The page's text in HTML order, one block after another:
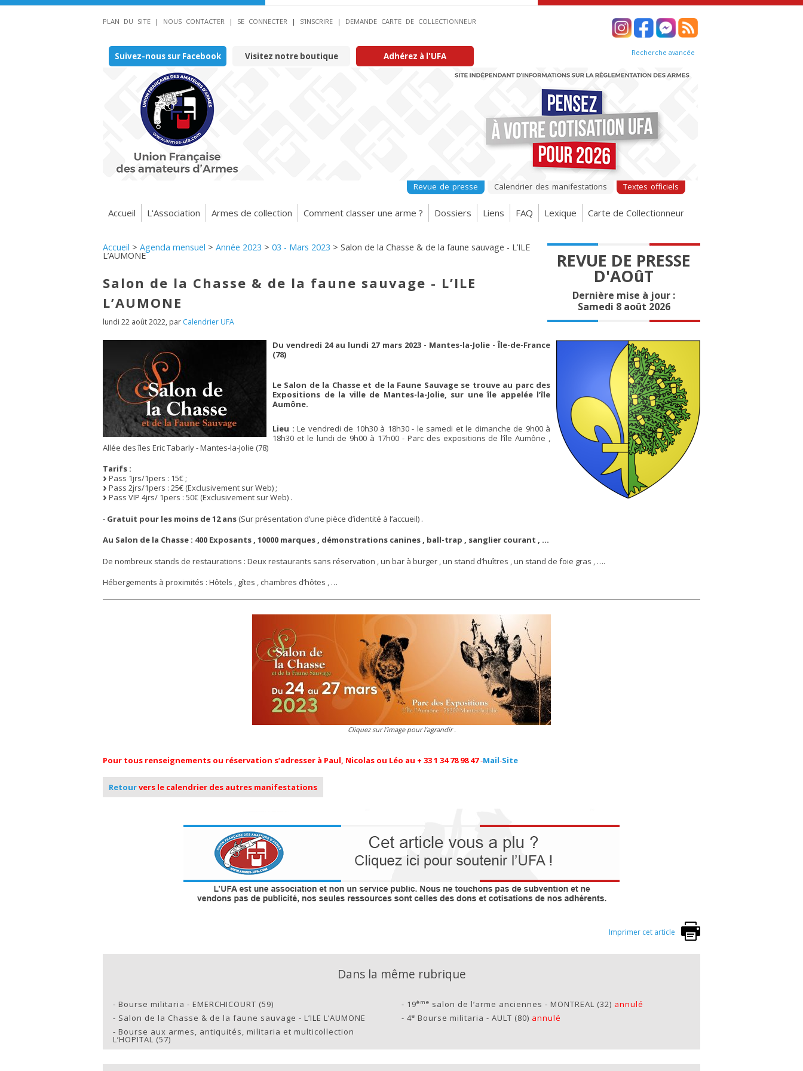
PLAN DU SITE | NOUS CONTACTER | SE CONNECTER | S’INSCRIRE | DEMANDE CARTE DE COLLECTIONNEUR
Suivez-nous sur Facebook Visitez notre boutique Adhérez à l'UFA Recherche avancée
Revue de presse Calendrier des manifestations Textes officiels
Accueil L'Association Armes de collection Comment classer une arme ? Dossiers Liens FAQ Lexique Carte de Collectionneur
REVUE DE PRESSE
D'AOûT
Dernière mise à jour :
Samedi 8 août 2026
Accueil > Agenda mensuel > Année 2023 > 03 - Mars 2023 > Salon de la Chasse & de la faune sauvage - L’ILE
L’AUMONE
Salon de la Chasse & de la faune sauvage - L’ILE
L’AUMONE
lundi 22 août 2022, par Calendrier UFA
Du vendredi 24 au lundi 27 mars 2023 - Mantes-la-Jolie - Île-de-France
(78)
Le Salon de la Chasse et de la Faune Sauvage se trouve au parc des
Expositions de la ville de Mantes-la-Jolie, sur une île appelée l’île
Aumône.
Lieu : Le vendredi de 10h30 à 18h30 - le samedi et le dimanche de 9h00 à
18h30 et le lundi de 9h00 à 17h00 - Parc des expositions de l’île Aumône ,
Allée des îles Eric Tabarly - Mantes-la-Jolie (78)
Tarifs :
Pass 1jrs/1pers : 15€ ;
Pass 2jrs/1pers : 25€ (Exclusivement sur Web) ;
Pass VIP 4jrs/ 1pers : 50€ (Exclusivement sur Web) .
- Gratuit pour les moins de 12 ans (Sur présentation d’une pièce d’identité à l’accueil) .
Au Salon de la Chasse : 400 Exposants , 10000 marques , démonstrations canines , ball-trap , sanglier courant , …
De nombreux stands de restaurations : Deux restaurants sans réservation , un bar à burger , un stand d’huîtres , un stand de foie gras , ….
Hébergements à proximités : Hôtels , gîtes , chambres d’hôtes , …
Cliquez sur l’image pour l’agrandir .
Pour tous renseignements ou réservation s’adresser à Paul, Nicolas ou Léo au + 33 1 34 78 98 47-Mail-Site
Retourvers le calendrier des autres manifestations
Imprimer cet article
Dans la même rubrique
- Bourse militaria - EMERCHICOURT (59) - 19ème salon de l’arme anciennes - MONTREAL (32) annulé
- Salon de la Chasse & de la faune sauvage - L’ILE L’AUMONE - 4e Bourse militaria - AULT (80) annulé
- Bourse aux armes, antiquités, militaria et multicollection
L’HOPITAL (57)